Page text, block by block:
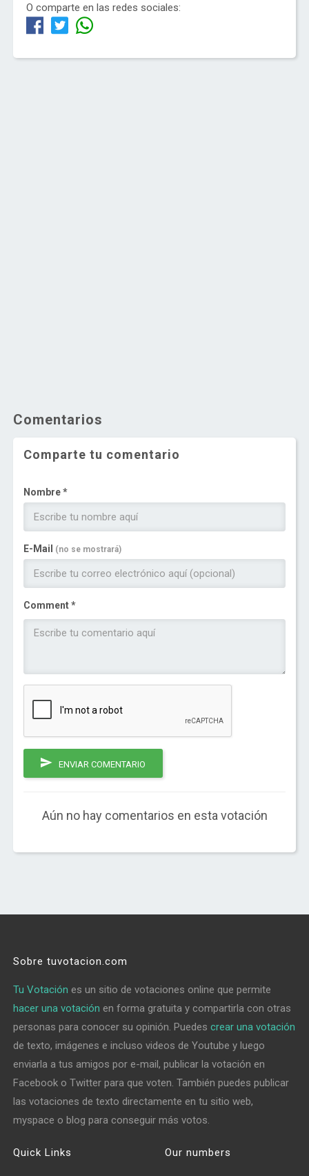
O comparte en las redes sociales:
Comentarios
Comparte tu comentario
Nombre *
E-Mail (no se mostrará)
Comment *
ENVIAR COMENTARIO
Aún no hay comentarios en esta votación
Sobre tuvotacion.com
Tu Votación es un sitio de votaciones online que permite
hacer una votación en forma gratuita y compartirla con otras
personas para conocer su opinión. Puedescrear una votación
de texto, imágenes e incluso videos de Youtube y luego
enviarla a tus amigos por e-mail, publicar la votación en
Facebook o Twitter para que voten. También puedes publicar
las votaciones de texto directamente en tu sitio web,
myspace o blog para conseguir más votos.
Quick Links Our numbers